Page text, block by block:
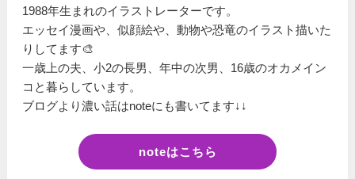
1988年生まれのイラストレーターです。
エッセイ漫画や、似顔絵や、動物や恐竜のイラスト描いた
りしてます🎨
一歳上の夫、小2の長男、年中の次男、16歳のオカメイン
コと暮らしています。
ブログより濃い話はnoteにも書いてます↓↓
noteはこちら